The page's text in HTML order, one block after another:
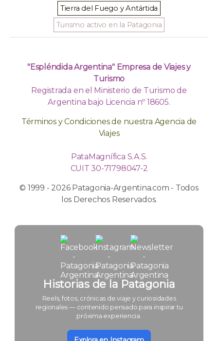
Tierra del Fuego y Antártida
Turismo activo en la Patagonia
"Espléndida Argentina" Empresa de Viajes y
Turismo
Registrada en el Ministerio de Turismo de
Argentina bajo Licencia nº 18605.
Términos y Condiciones de nuestra Agencia de
Viajes
PataMagnífica S.A.S.
CUIT 30-71798047-2
© 1999 - 2026 Patagonia-Argentina.com - Todos
los Derechos Reservados.
Historias de la Patagonia
Reels, fotos, crónicas de viaje y curiosidades
regionales — contenido pensado para inspirar tu
próxima experiencia.